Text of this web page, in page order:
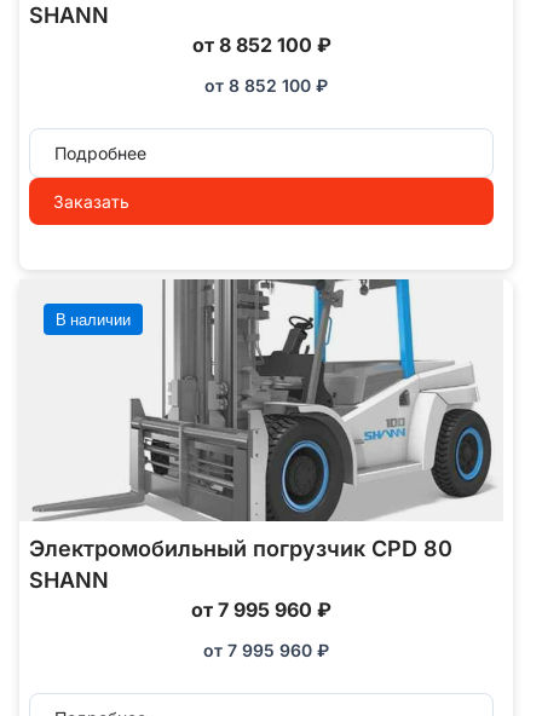
SHANN
от 8 852 100 ₽
от 8 852 100 ₽
Подробнее
Заказать
В наличии
Электромобильный погрузчик CPD 80
SHANN
от 7 995 960 ₽
от 7 995 960 ₽